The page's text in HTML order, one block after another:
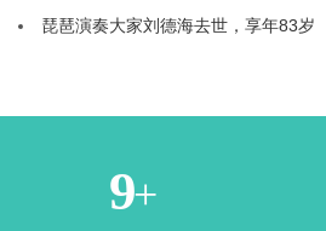
琵琶演奏大家刘德海去世，享年83岁
1+